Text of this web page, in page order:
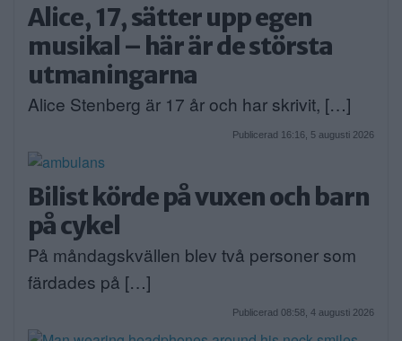
Alice, 17, sätter upp egen
musikal – här är de största
utmaningarna
Alice Stenberg är 17 år och har skrivit, […]
Publicerad 16:16, 5 augusti 2026
Bilist körde på vuxen och barn
på cykel
På måndagskvällen blev två personer som
färdades på […]
Publicerad 08:58, 4 augusti 2026